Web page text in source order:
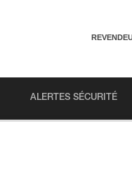
ALERTES SÉCURITÉ